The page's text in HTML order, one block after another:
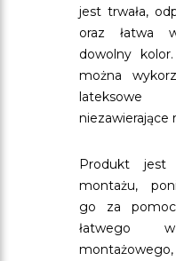
jest trwała,
oraz łatwa
dowolny
można
niezawierające
Produkt jest
montażu,
go za
łatwego